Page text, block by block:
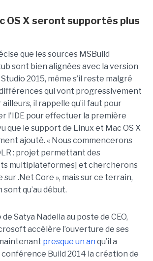
OS X seront supportés plus
que les sources MSBuild
sont bien alignées avec la version
2015, même s’il reste malgré
qui vont progressivement
ailleurs, il rappelle qu’il faut pour
l'IDE pour effectuer la première
que le support de Linux et Mac OS X
ajouté. « Nous commencerons
: projet permettant des
multiplateformes] et chercherons
.Net Core », mais sur ce terrain,
sont qu’au début.
de Satya Nadella au poste de CEO,
accélère l’ouverture de ses
presque un an qu’il a
Build 2014 la création de